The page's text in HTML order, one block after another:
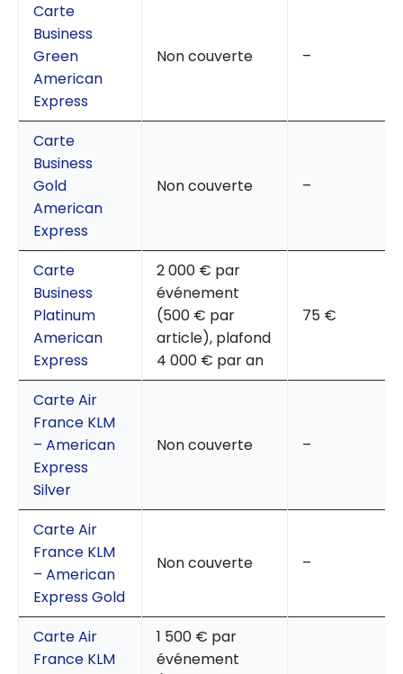
Carte
Business
Green
American
Express
Non couverte –
Carte
Business
Gold
American
Express
Non couverte –
Carte
Business
Platinum
American
Express
2 000 € par
événement
(500 € par
article), plafond
4 000 € par an
75 €
Carte Air
France KLM
– American
Express
Silver
Non couverte –
Carte Air
France KLM
– American
Express Gold
Non couverte –
Carte Air
France KLM
1 500 € par
événement